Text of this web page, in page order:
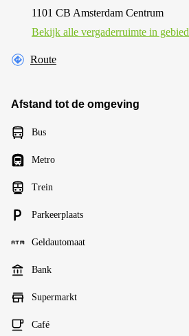
1101 CB Amsterdam Centrum
Bekijk alle vergaderruimte in gebied
Route
Afstand tot de omgeving
Bus
Metro
Trein
Parkeerplaats
Geldautomaat
Bank
Supermarkt
Café